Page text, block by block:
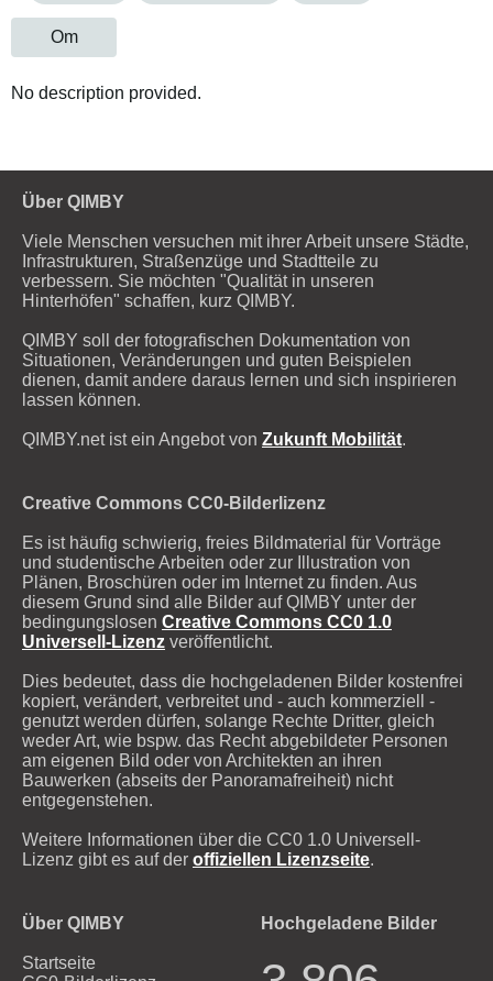
Om
No description provided.
Über QIMBY
Viele Menschen versuchen mit ihrer Arbeit unsere Städte,
Infrastrukturen, Straßenzüge und Stadtteile zu
verbessern. Sie möchten "Qualität in unseren
Hinterhöfen" schaffen, kurz QIMBY.
QIMBY soll der fotografischen Dokumentation von
Situationen, Veränderungen und guten Beispielen
dienen, damit andere daraus lernen und sich inspirieren
lassen können.
QIMBY.net ist ein Angebot von Zukunft Mobilität.
Creative Commons CC0-Bilderlizenz
Es ist häufig schwierig, freies Bildmaterial für Vorträge
und studentische Arbeiten oder zur Illustration von
Plänen, Broschüren oder im Internet zu finden. Aus
diesem Grund sind alle Bilder auf QIMBY unter der
bedingungslosen Creative Commons CC0 1.0
Universell-Lizenz veröffentlicht.
Dies bedeutet, dass die hochgeladenen Bilder kostenfrei
kopiert, verändert, verbreitet und - auch kommerziell -
genutzt werden dürfen, solange Rechte Dritter, gleich
weder Art, wie bspw. das Recht abgebildeter Personen
am eigenen Bild oder von Architekten an ihren
Bauwerken (abseits der Panoramafreiheit) nicht
entgegenstehen.
Weitere Informationen über die CC0 1.0 Universell-
Lizenz gibt es auf der offiziellen Lizenzseite.
Über QIMBY
Startseite
Hochgeladene Bilder